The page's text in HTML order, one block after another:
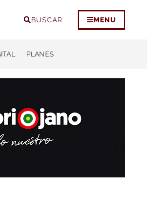
BUSCAR MENU
PLANES